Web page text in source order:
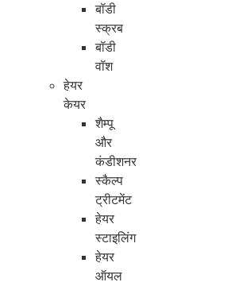
बॉडी
स्क्रब
बॉडी
वॉश
हेयर
केयर
शैम्पू
और
कंडीशनर
स्कैल्प
ट्रीटमेंट
हेयर
स्टाइलिंग
हेयर
ऑयल